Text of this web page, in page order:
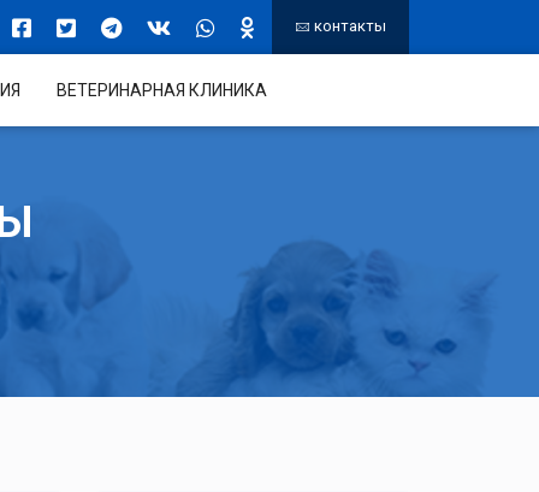
контакты
ВЕТЕРИНАРНАЯ КЛИНИКА